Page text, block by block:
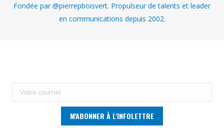
Fondée par @pierrepboisvert. Propulseur de talents et leader
en communications depuis 2002.